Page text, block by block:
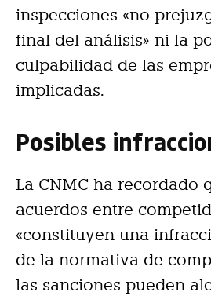
inspecciones «no
final del análisis» ni la
culpabilidad de las
implicadas.
Posibles
La CNMC ha recordado
acuerdos entre
«constituyen una
de la normativa de
las sanciones pueden